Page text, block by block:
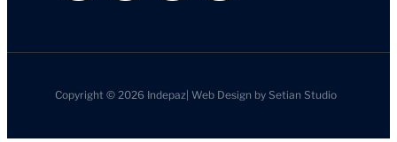
Copyright © 2026 Indepaz |Web Design bySetian Studio